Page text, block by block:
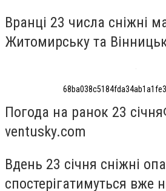
Вранці 23 числа сніжні
Житомирську та
Погода на ранок 23 січня
ventusky.com
Вдень 23 січня сніжні
спостерігатимуться вже